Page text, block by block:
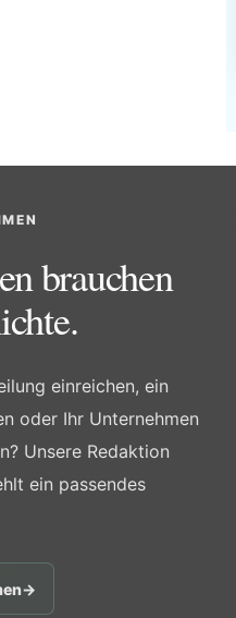
brauchen
einreichen, ein
oder Ihr Unternehmen
Unsere Redaktion
ein passendes
→